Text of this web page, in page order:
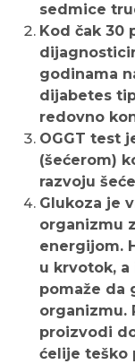
sedmice
Kod čak 30
godinama
dijabetes
redovno
OGGT test
(šećerom)
razvoju
Glukoza je
organizmu
energijom.
u krvotok, a
pomaže da
organizmu.
proizvodi
ćelije teško